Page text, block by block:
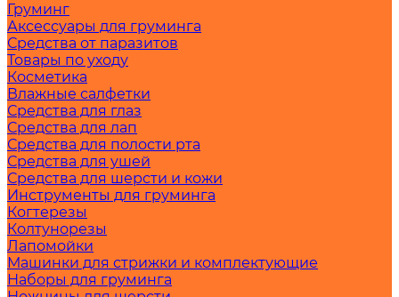
Груминг
Аксессуары для груминга
Средства от паразитов
Товары по уходу
Косметика
Влажные салфетки
Средства для глаз
Средства для лап
Средства для полости рта
Средства для ушей
Средства для шерсти и кожи
Инструменты для груминга
Когтерезы
Колтунорезы
Лапомойки
Машинки для стрижки и комплектующие
Наборы для груминга